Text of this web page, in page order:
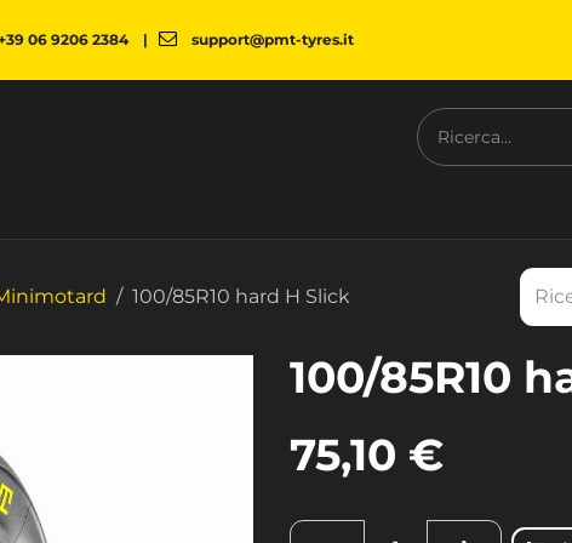
06 9206 2384| support@pmt-tyres.it
100/85R10 hard H Slick
100/85R10
75,10 €